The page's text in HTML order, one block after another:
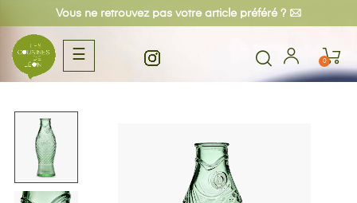
Vous ne retrouvez pas votre article préféré ?
Basculer
la
navigation
☰ 0